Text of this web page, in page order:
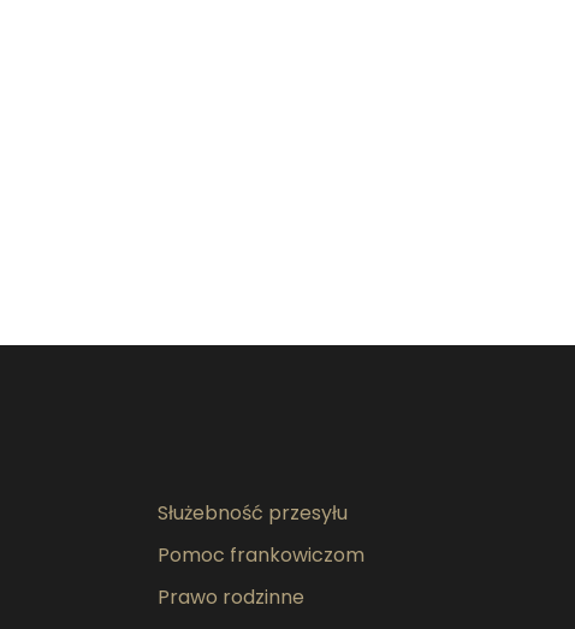
Służebność przesyłu
Pomoc frankowiczom
Prawo rodzinne